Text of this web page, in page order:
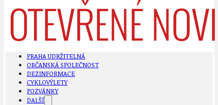
PRAHA UDRŽITELNÁ
OBČANSKÁ SPOLEČNOST
DEZINFORMACE
CYKLOVÝLETY
POZVÁNKY
DALŠÍ